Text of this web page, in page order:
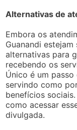
Alternativas de
Embora os
Guanandi estejam
alternativas para
recebendo os
Único é um
servindo como
benefícios
como acessar
divulgada.